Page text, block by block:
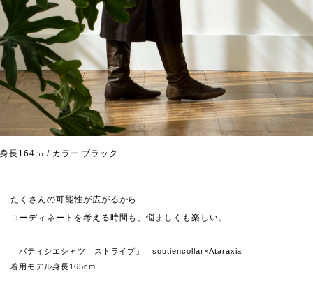
身長164㎝ / カラー ブラック
たくさんの可能性が広がるから
コーディネートを考える時間も、悩ましくも楽しい。
「パティシエシャツ ストライプ」 soutiencollar×Ataraxia
着用モデル身長165cm